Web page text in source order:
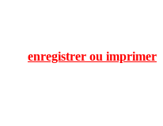
enregistrer ou imprimer